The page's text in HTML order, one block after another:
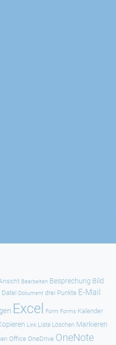
Bearbeiten Besprechung Bild
Datei Dokument drei Punkte E-Mail
Excel Form Forms Kalender
Link Liste Löschen Markieren
Office OneDrive OneNote